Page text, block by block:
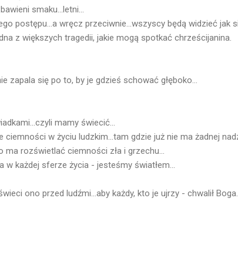
smaku...letni...
postępu...a wręcz przeciwnie...wszyscy będą widzieć jak
z większych tragedii, jakie mogą spotkać chrześcijanina.
zapala się po to, by je gdzieś schować głęboko...
mamy świecić...
ciemności w życiu ludzkim...tam gdzie już nie ma żadnej
ma rozświetlać ciemności zła i grzechu...
w każdej sferze życia - jesteśmy światłem...
ono przed ludźmi...aby każdy, kto je ujrzy - chwalił Boga.